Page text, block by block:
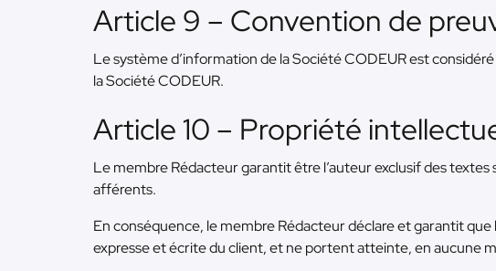
Article 9 – Convention de
Le système d’information de la Société CODEUR est
la Société CODEUR.
Article 10 – Propriété
Le membre Rédacteur garantit être l’auteur exclusif des
afférents.
En conséquence, le membre Rédacteur déclare et garantit
expresse et écrite du client, et ne portent atteinte, en aucune